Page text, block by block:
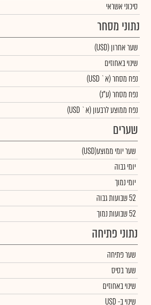
סיכוני אשראי
נתוני מסחר
שער אחרון (USD)
שינוי באחוזים
נפח מסחר(א` USD)
נפח מסחר(ע"נ)
נפח ממוצע לרבעון (א` USD)
שערים
שער יומי ממוצע(USD)
יומי גבוה
יומי נמוך
52 שבועות גבוה
52 שבועות נמוך
נתוני פתיחה
שער פתיחה
שער בסיס
שינוי באחוזים
שינויב- USD